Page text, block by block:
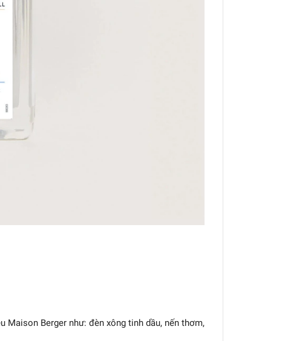
Berger như: đèn xông tinh dầu, nến thơm,